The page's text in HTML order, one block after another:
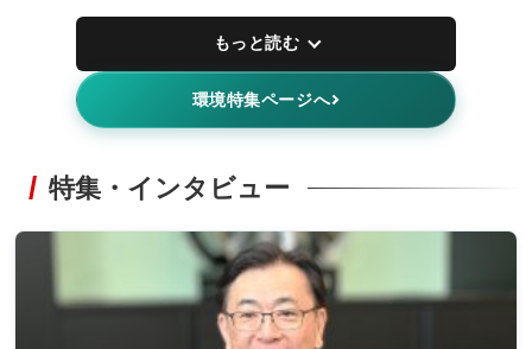
もっと読む
環境特集ページへ
特集・インタビュー